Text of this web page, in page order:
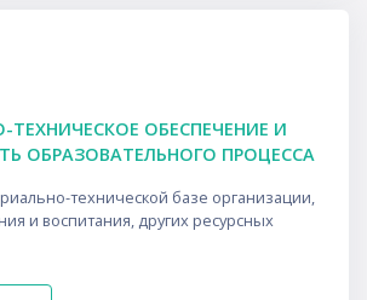
ТЕХНИЧЕСКОЕ ОБЕСПЕЧЕНИЕ И
ОБРАЗОВАТЕЛЬНОГО ПРОЦЕССА
технической базе организации,
и воспитания, других ресурсных